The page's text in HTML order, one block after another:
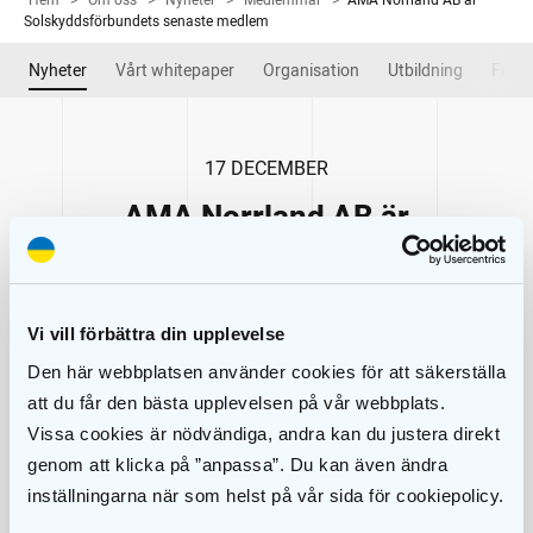
Vi vill förbättra din upplevelse
Den här webbplatsen använder cookies för att säkerställa
att du får den bästa upplevelsen på vår webbplats.
Vissa cookies är nödvändiga, andra kan du justera direkt
genom att klicka på ”anpassa”. Du kan även ändra
inställningarna när som helst på vår sida för cookiepolicy.
Nyheter Vårt whitepaper Organisation Utbildning
Solskyddsförbundets senaste medlem
17 DECEMBER
AMA Norrland AB är
Solskyddsförbundets senaste
medlem